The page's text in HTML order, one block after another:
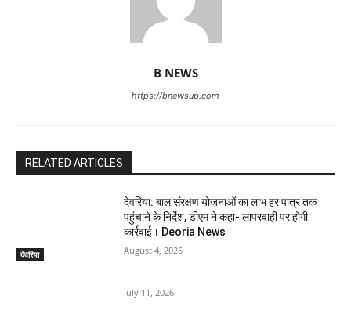
B NEWS
https://bnewsup.com
RELATED ARTICLES
देवरिया
देवरिया: बाल संरक्षण योजनाओं का लाभ हर पात्र तक
पहुंचाने के निर्देश, डीएम ने कहा- लापरवाही पर होगी
कार्रवाई। Deoria News
August 4, 2026
July 11, 2026